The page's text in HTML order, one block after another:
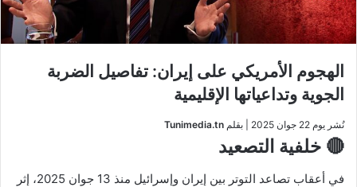
الهجوم الأمريكي على إيران: تفاصيل الضربة
الجوية وتداعياتها الإقليمية
نُشر يوم 22 جوان 2025 | بقلم Tunimedia.tn
🔴 خلفية التصعيد
في أعقاب تصاعد التوتر بين إيران وإسرائيل منذ 13 جوان 2025، إثر